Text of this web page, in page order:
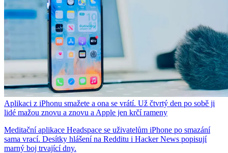
Aplikaci z iPhonu smažete a ona se vrátí. Už čtvrtý den po sobě ji
lidé mažou znovu a znovu a Apple jen krčí rameny
Meditační aplikace Headspace se uživatelům iPhone po smazání
sama vrací. Desítky hlášení na Redditu i Hacker News popisují
marný boj trvající dny.